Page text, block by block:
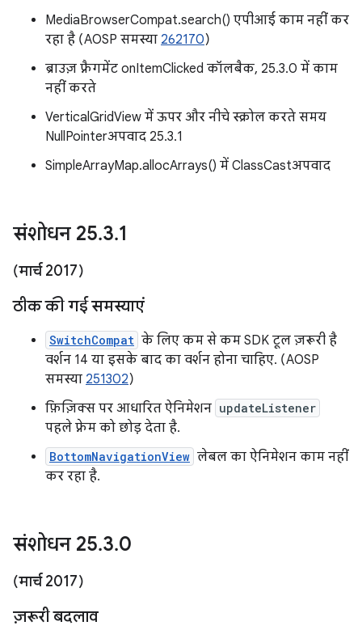
MediaBrowserCompat.search() एपीआई काम नहीं कर
रहा है (AOSP समस्या 262170)
ब्राउज़ फ़्रैगमेंट onItemClicked कॉलबैक, 25.3.0 में काम
नहीं करते
VerticalGridView में ऊपर और नीचे स्क्रोल करते समय
NullPointerअपवाद 25.3.1
SimpleArrayMap.allocArrays() में ClassCastअपवाद
संशोधन 25.3.1
(मार्च 2017)
ठीक की गई समस्याएं
SwitchCompat के लिए कम से कम SDK टूल ज़रूरी है
वर्शन 14 या इसके बाद का वर्शन होना चाहिए. (AOSP
समस्या 251302)
फ़िज़िक्स पर आधारित ऐनिमेशन updateListener
पहले फ़्रेम को छोड़ देता है.
BottomNavigationView लेबल का ऐनिमेशन काम नहीं
कर रहा है.
संशोधन 25.3.0
(मार्च 2017)
ज़रूरी बदलाव